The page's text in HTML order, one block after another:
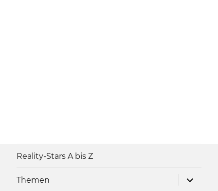
Reality-Stars A bis Z
Themen
anzeigen